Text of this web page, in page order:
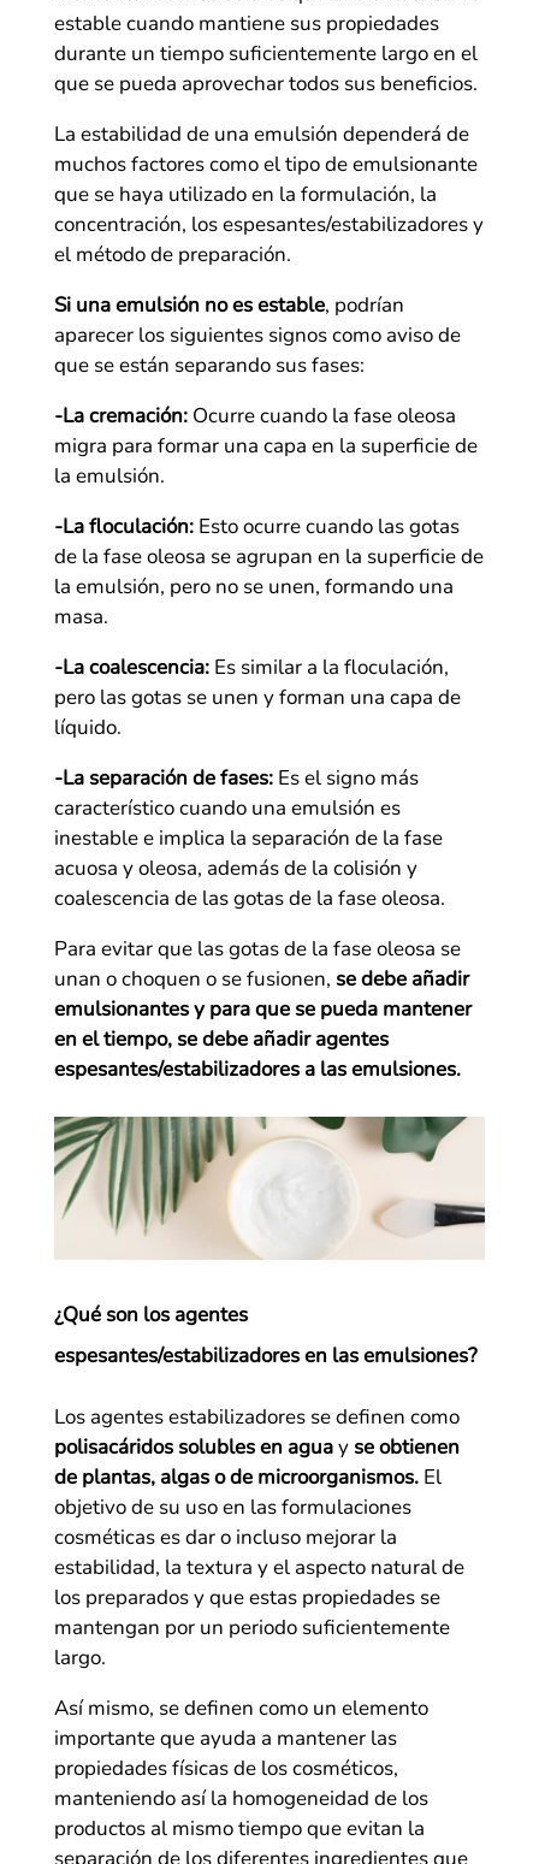
estable cuando mantiene sus propiedades
durante un tiempo suficientemente largo en el
que se pueda aprovechar todos sus beneficios.
La estabilidad de una emulsión dependerá de
muchos factores como el tipo de emulsionante
que se haya utilizado en la formulación, la
concentración, los espesantes/estabilizadores y
el método de preparación.
Si una emulsión no es estable, podrían
aparecer los siguientes signos como aviso de
que se están separando sus fases:
-La cremación:Ocurre cuando la fase oleosa
migra para formar una capa en la superficie de
la emulsión.
-La floculación:Esto ocurre cuando las gotas
de la fase oleosa se agrupan en la superficie de
la emulsión, pero no se unen, formando una
masa.
-La coalescencia:Es similar a la floculación,
pero las gotas se unen y forman una capa de
líquido.
-La separación de fases:Es el signo más
característico cuando una emulsión es
inestable e implica la separación de la fase
acuosa y oleosa, además de la colisión y
coalescencia de las gotas de la fase oleosa.
Para evitar que las gotas de la fase oleosa se
unan o choquen o se fusionen, se debe añadir
emulsionantes y para que se pueda mantener
en el tiempo, se debe añadir agentes
espesantes/estabilizadores a las emulsiones.
¿Qué son los agentes
espesantes/estabilizadores en las emulsiones?
Los agentes estabilizadores se definen como
polisacáridos solubles en aguayse obtienen
de plantas, algas o de microorganismos.El
objetivo de su uso en las formulaciones
cosméticas es dar o incluso mejorar la
estabilidad, la textura y el aspecto natural de
los preparados y que estas propiedades se
mantengan por un periodo suficientemente
largo.
Así mismo, se definen como un elemento
importante que ayuda a mantener las
propiedades físicas de los cosméticos,
manteniendo así la homogeneidad de los
productos al mismo tiempo que evitan la